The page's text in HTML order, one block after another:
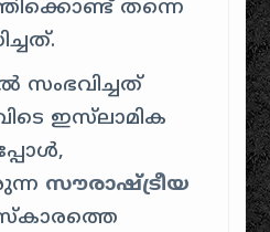
തന്നെ
സംഭവിച്ചത്
ഇസ്‌ലാമിക
സൗരാഷ്ട്രീയ